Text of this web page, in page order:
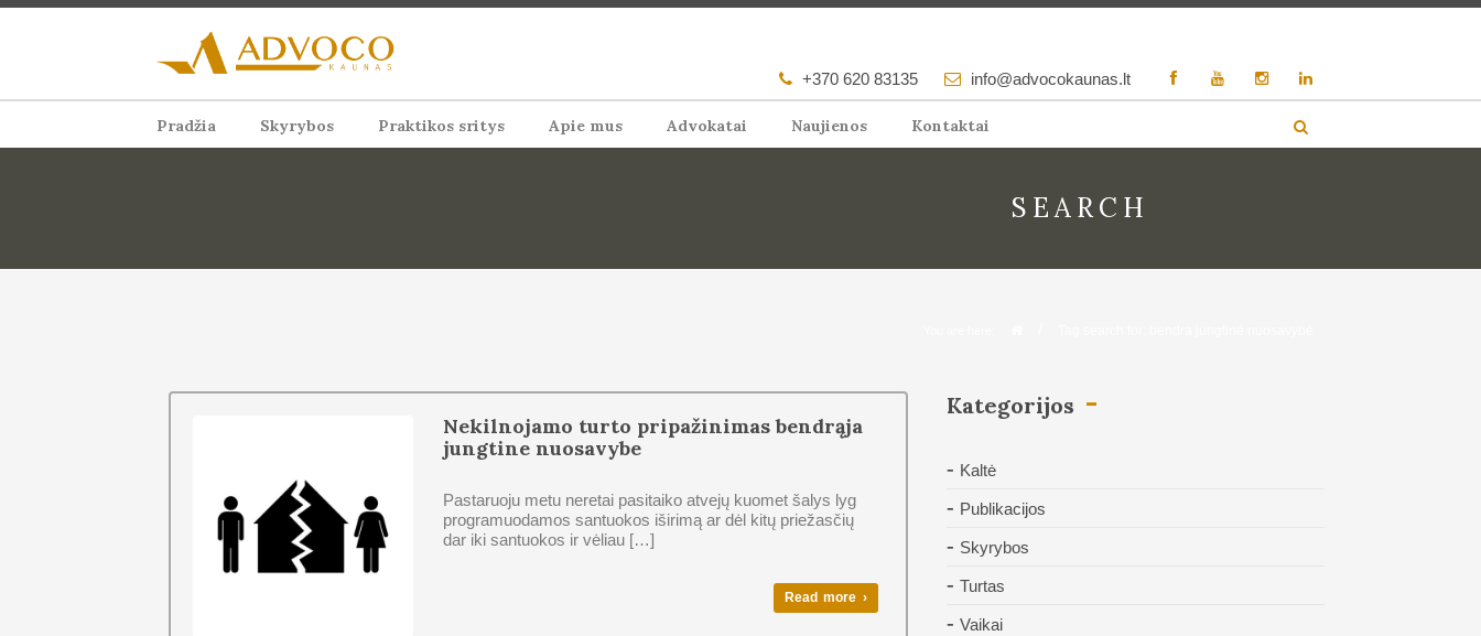
+370 620 83135 info@advocokaunas.lt
Pradžia Skyrybos Praktikos sritys Apie mus Advokatai Naujienos Kontaktai
SEARCH
Nekilnojamo turto pripažinimas bendrąja
jungtine nuosavybe
Pastaruoju metu neretai pasitaiko atvejų kuomet šalys lyg
programuodamos santuokos iširimą ar dėl kitų priežasčių
dar iki santuokos ir vėliau […]
Read more ›
Kategorijos
Kaltė
Publikacijos
Skyrybos
Turtas
Vaikai